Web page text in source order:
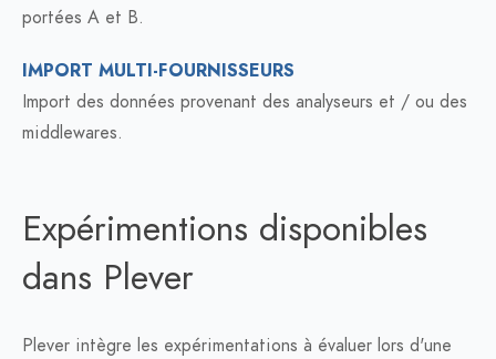
portées A et B.
IMPORT MULTI-FOURNISSEURS
Import des données provenant des analyseurs et / ou des
middlewares.
Expérimentions disponibles
dans Plever
Plever intègre les expérimentations à évaluer lors d'une